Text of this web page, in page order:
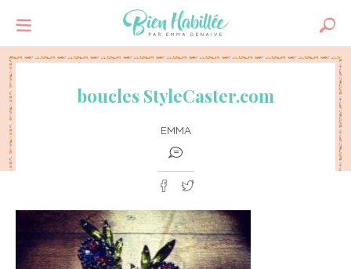
boucles StyleCaster.com
EMMA